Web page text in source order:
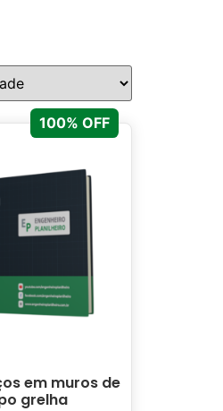
100% OFF
em muros de
grelha